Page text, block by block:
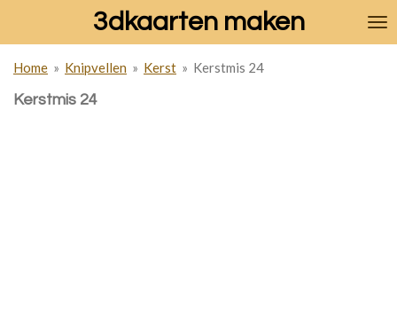
de
hoofdinhoud
3dkaarten maken
Home » Knipvellen » Kerst » Kerstmis 24
Kerstmis 24